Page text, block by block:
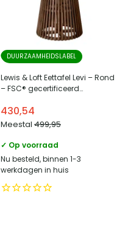
DUURZAAMHEIDSLABEL
Lewis & Loft Eettafel Levi – Rond
– FSC® gecertificeerd
430,54
Meestal 499,95
✓ Op voorraad
Nu besteld, binnen 1-3
werkdagen in huis